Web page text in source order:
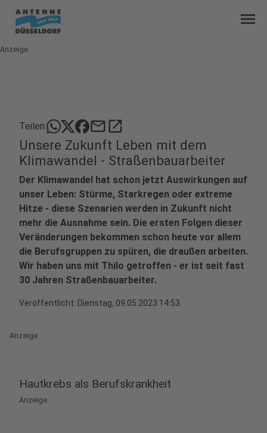
menu
Anzeige
Teilen: mailopen_in_new
Unsere Zukunft Leben mit dem
Klimawandel - Straßenbauarbeiter
Der Klimawandel hat schon jetzt Auswirkungen auf
unser Leben: Stürme, Starkregen oder extreme
Hitze - diese Szenarien werden in Zukunft nicht
mehr die Ausnahme sein. Die ersten Folgen dieser
Veränderungen bekommen schon heute vor allem
die Berufsgruppen zu spüren, die draußen arbeiten.
Wir haben uns mit Thilo getroffen - er ist seit fast
30 Jahren Straßenbauarbeiter.
Veröffentlicht: Dienstag, 09.05.2023 14:53
Anzeige
Hautkrebs als Berufskrankheit
Anzeige